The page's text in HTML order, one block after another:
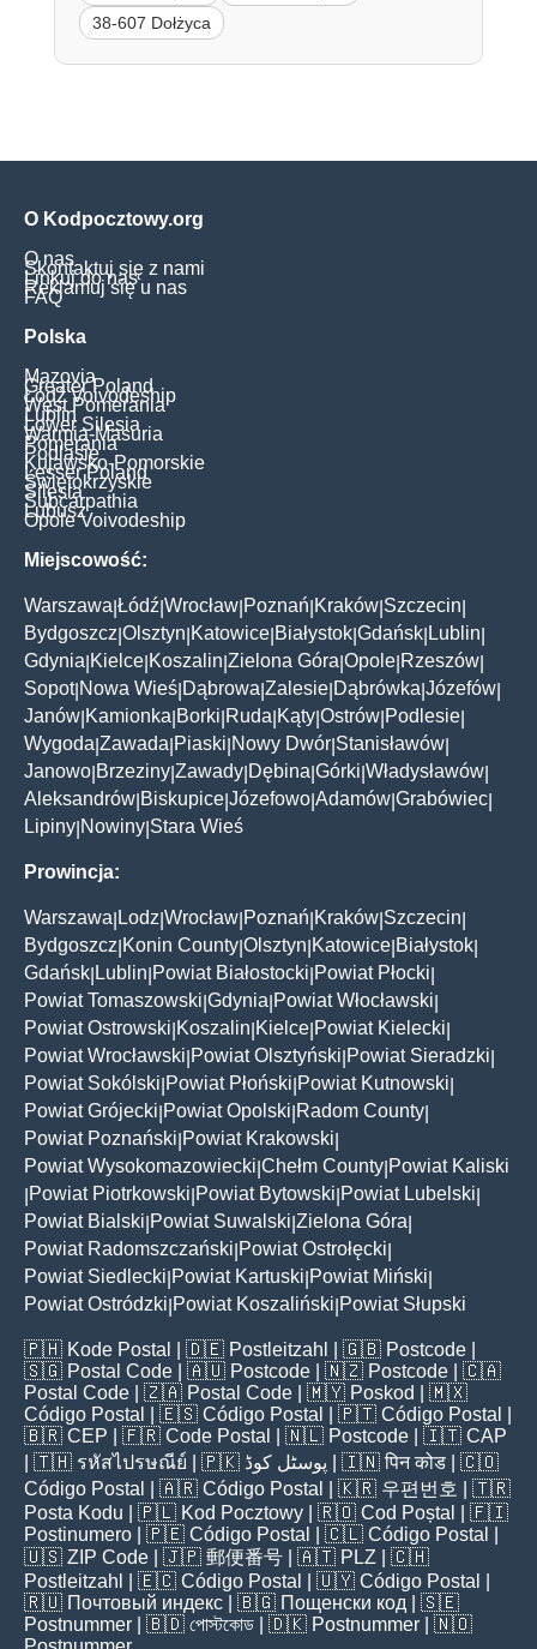
38-607 Dołżyca
O Kodpocztowy.org
O nas
Skontaktuj się z nami
Linkuj do nas
Reklamuj się u nas
FAQ
Polska
Mazovia
Greater Poland
Łódź Voivodeship
West Pomerania
Lublin
Lower Silesia
Warmia-Masuria
Pomerania
Podlasie
Kujawsko-Pomorskie
Lesser Poland
Świętokrzyskie
Silesia
Subcarpathia
Lubusz
Opole Voivodeship
Miejscowość:
Warszawa Łódź Wrocław Poznań Kraków Szczecin
Bydgoszcz Olsztyn Katowice Białystok Gdańsk Lublin
Gdynia Kielce Koszalin Zielona Góra Opole Rzeszów
Sopot| Nowa Wieś Dąbrowa Zalesie Dąbrówka Józefów
Janów Kamionka Borki Ruda Kąty Ostrów Podlesie
Wygoda Zawada Piaski Nowy Dwór Stanisławów
Janowo Brzeziny Zawady Dębina Górki Władysławów
Aleksandrów Biskupice Józefowo Adamów Grabówiec
Lipiny Nowiny Stara Wieś
Prowincja:
Warszawa Lodz Wrocław Poznań Kraków Szczecin
Bydgoszcz Konin County Olsztyn Katowice Białystok
Gdańsk Lublin Powiat Białostocki Powiat Płocki
Powiat Tomaszowski Gdynia Powiat Włocławski
Powiat Ostrowski Koszalin Kielce Powiat Kielecki
Powiat Wrocławski Powiat Olsztyński Powiat Sieradzki
Powiat Sokólski Powiat Płoński Powiat Kutnowski
Powiat Grójecki Powiat Opolski Radom County
Powiat Poznański Powiat Krakowski
Powiat Wysokomazowiecki Chełm County Powiat Kaliski
Powiat Piotrkowski Powiat Bytowski Powiat Lubelski
Powiat Bialski Powiat Suwalski Zielona Góra
Powiat Radomszczański Powiat Ostrołęcki
Powiat Siedlecki Powiat Kartuski Powiat Miński
Powiat Ostródzki Powiat Koszaliński Powiat Słupski
🇵🇭 Kode Postal | 🇩🇪 Postleitzahl | 🇬🇧 Postcode
🇸🇬 Postal Code | 🇦🇺 Postcode | 🇳🇿 Postcode | 🇨🇦
Postal Code | 🇿🇦 Postal Code | 🇲🇾 Poskod
| 🇲🇽
Código Postal
| 🇪🇸 Código Postal | 🇵🇹 Código Postal
🇧🇷 CEP | 🇫🇷 Code Postal | 🇳🇱 Postcode | 🇮🇹 CAP
| 🇹🇭 รหัสไปรษณีย์ | 🇵🇰 پوسٹل کوڈ | 🇮🇳पिन कोड | 🇨🇴
Código Postal
| 🇦🇷 Código Postal | 🇰🇷 우편번호
| 🇹🇷
Posta Kodu | 🇵🇱 Kod Pocztowy | 🇷🇴 Cod Poștal
| 🇫🇮
Postinumero | 🇵🇪 Código Postal | 🇨🇱 Código Postal
🇺🇸 ZIP Code | 🇯🇵 郵便番号 | 🇦🇹 PLZ | 🇨🇭
Postleitzahl
| 🇪🇨 Código Postal | 🇺🇾 Código Postal
🇷🇺 Почтовый индекс | 🇧🇬 Пощенски код | 🇸🇪
Postnummer | 🇧🇩 পোস্টকোড | 🇩🇰 Postnummer | 🇳🇴